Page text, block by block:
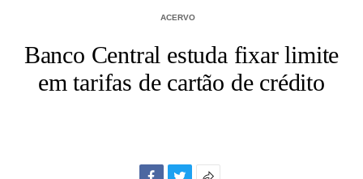
ACERVO
Banco Central estuda fixar limite
em tarifas de cartão de crédito